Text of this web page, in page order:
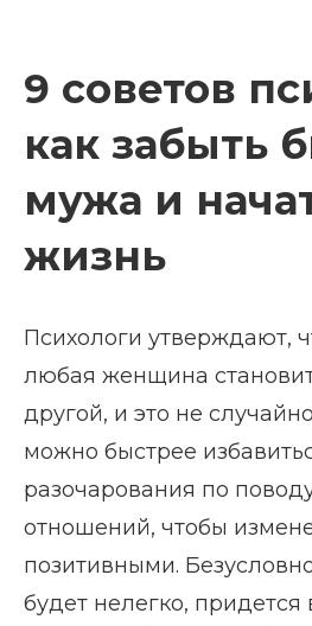
9 советов
как забыть
мужа и
жизнь
Психологи утверждают,
любая женщина
другой, и это не
можно быстрее
разочарования по
отношений, чтобы
позитивными.
будет нелегко, придется